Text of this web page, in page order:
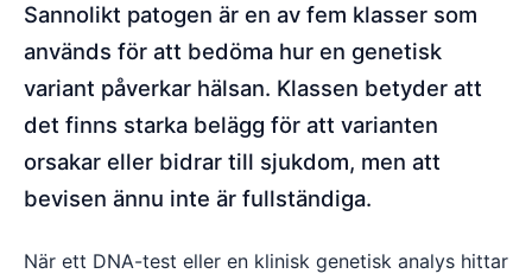
Sannolikt patogen är en av fem klasser som
används för att bedöma hur en genetisk
variant påverkar hälsan. Klassen betyder att
det finns starka belägg för att varianten
orsakar eller bidrar till sjukdom, men att
bevisen ännu inte är fullständiga.
När ett DNA-test eller en klinisk genetisk analys hittar